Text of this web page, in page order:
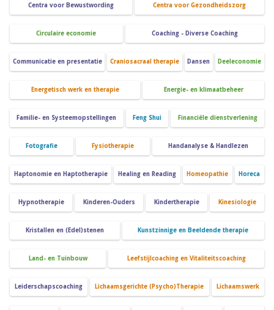
Centra voor Bewustwording Centra voor Gezondheidszorg
Circulaire economie Coaching - Diverse Coaching
Communicatie en presentatie Craniosacraal therapie Dansen Deeleconomie
Energetisch werk en therapie Energie- en klimaatbeheer
Familie- en Systeemopstellingen Feng Shui Financiële dienstverlening
Fotografie Fysiotherapie Handanalyse & Handlezen
Haptonomie en Haptotherapie Healing en Reading Homeopathie Horeca
Hypnotherapie Kinderen-Ouders Kindertherapie Kinesiologie
Kristallen en (Edel)stenen Kunstzinnige en Beeldende therapie
Land- en Tuinbouw Leefstijlcoaching en Vitaliteitscoaching
Leiderschapscoaching Lichaamsgerichte (Psycho)Therapie Lichaamswerk